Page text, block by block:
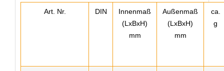
Art. Nr. DIN
Innenmaß
(LxBxH)
mm
Außenmaß
(LxBxH)
mm
ca.
g